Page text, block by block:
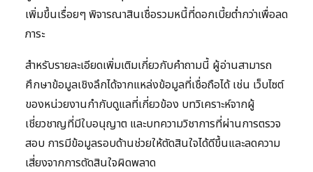
เพิ่มขึ้นเรื่อยๆ พิจารณาสินเชื่อรวมหนี้ที่ดอกเบี้ยต่ำกว่าเพื่อลด
ภาระ
สำหรับรายละเอียดเพิ่มเติมเกี่ยวกับคำถามนี้ ผู้อ่านสามารถ
ศึกษาข้อมูลเชิงลึกได้จากแหล่งข้อมูลที่เชื่อถือได้ เช่น เว็บไซต์
ของหน่วยงานกำกับดูแลที่เกี่ยวข้อง บทวิเคราะห์จากผู้
เชี่ยวชาญที่มีใบอนุญาต และบทความวิชาการที่ผ่านการตรวจ
สอบ การมีข้อมูลรอบด้านช่วยให้ตัดสินใจได้ดีขึ้นและลดความ
เสี่ยงจากการตัดสินใจผิดพลาด